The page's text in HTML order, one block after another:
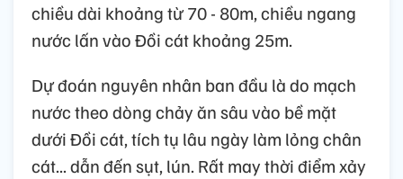
chiều dài khoảng từ 70 - 80m, chiều ngang
nước lấn vào Đồi cát khoảng 25m.
Dự đoán nguyên nhân ban đầu là do mạch
nước theo dòng chảy ăn sâu vào bề mặt
dưới Đồi cát, tích tụ lâu ngày làm lỏng chân
cát... dẫn đến sụt, lún. Rất may thời điểm xảy